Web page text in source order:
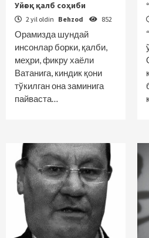
Уйғоқ қалб соҳиби
2 yil oldin Behzod 852
Орамизда шундай
инсонлар борки, қалби,
меҳри, фикру хаёли
Ватанига, киндик қони
тўкилган она заминига
пайваста…